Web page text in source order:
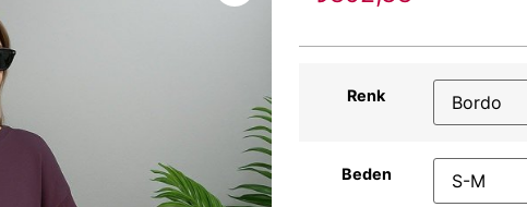
Renk
Beden